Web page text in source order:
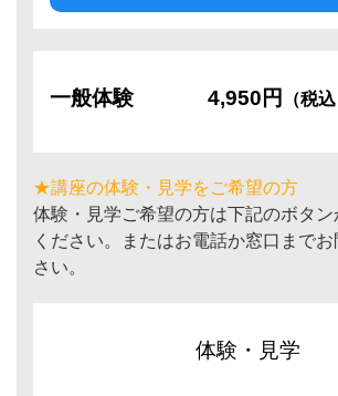
一般体験 4,950円 （税込
★講座の体験・見学をご希望の方
体験・見学ご希望の方は下記のボタ
ください。またはお電話か窓口まで
さい。
体験・見学